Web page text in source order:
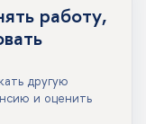
работу,
другую
и оценить